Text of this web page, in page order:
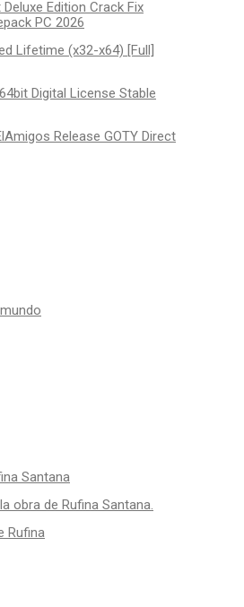
Edition Crack Fix
PC 2026
Lifetime (x32-x64) [Full]
Digital License Stable
Release GOTY Direct
Santana
obra de Rufina Santana.
Rufina